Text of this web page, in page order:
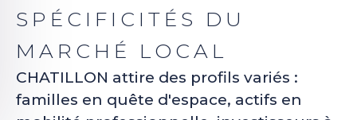
SPÉCIFICITÉS DU
MARCHÉ LOCAL
CHATILLON attire des profils variés :
familles en quête d'espace, actifs en